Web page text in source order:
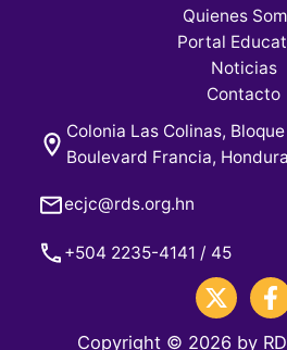
Quienes
Portal
Noticias
Contacto
Colonia Las Colinas, Bloque
Boulevard Francia,
ecjc@rds.org.hn
+504 2235-4141 / 45
Copyright © 2026 by